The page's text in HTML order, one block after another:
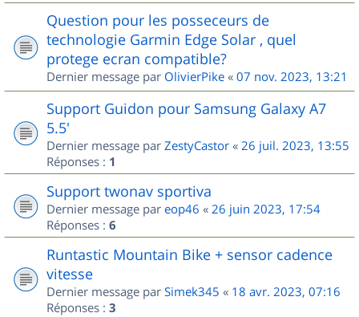
Question pour les posseceurs de
technologie Garmin Edge Solar , quel
protege ecran compatible?
Dernier message par OlivierPike « 07 nov. 2023, 13:21
Support Guidon pour Samsung Galaxy A7
5.5'
Dernier message par ZestyCastor « 26 juil. 2023, 13:55
Réponses : 1
Support twonav sportiva
Dernier message par eop46 « 26 juin 2023, 17:54
Réponses : 6
Runtastic Mountain Bike + sensor cadence
vitesse
Dernier message par Simek345 « 18 avr. 2023, 07:16
Réponses : 3